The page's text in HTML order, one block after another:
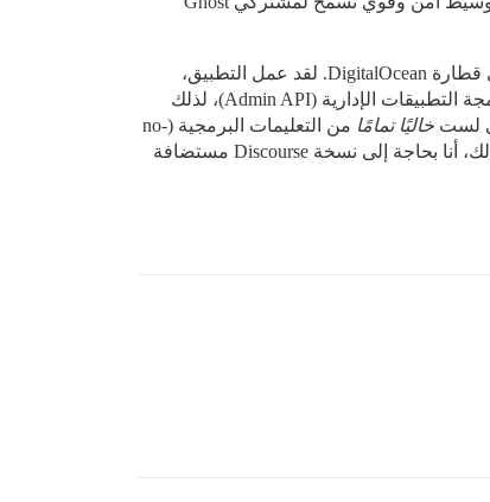
للمعلومات، لقد قمت بإنشاء قطعة خاصة بي من برنامج وسيط للدخول الموحد (SSO) بمساعدة ChatGpt واستضفتها بنفسي على قطارة DigitalOcean. لقد عمل التطبيق،
لكنني أعمل بشكل كبير في بيئة منخفضة التعليمات البرمجية (low-code) ويبدو أنني فتحت ثغرة أمنية عن طريق كشف واجهة برمجة التطبيقات الإدارية (Admin API)، لذلك
خاليًا تمامًا
من التعليمات البرمجية (no-
code)، فمن المحتمل أن أتمكن من صيانته بنفسي بمجرد تشغيله. إنها فقط الإعدادات الأولية التي أحتاج إلى المساعدة فيها. ومع ذلك، أنا بحاجة إلى نسخة Discourse مستضافة